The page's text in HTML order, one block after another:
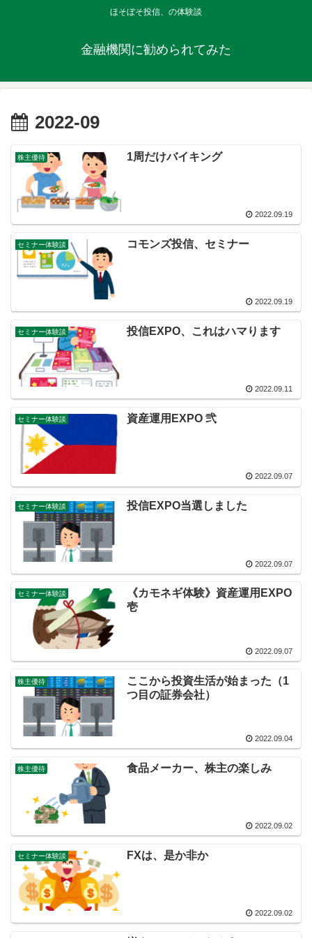
ほそぼそ投信、の体験談
金融機関に勧められてみた
2022-09
株主優待 1周だけバイキング
2022.09.19
セミナー体験談 コモンズ投信、セミナー
2022.09.19
セミナー体験談 投信EXPO、これはハマります
2022.09.11
セミナー体験談 資産運用EXPO 弐
2022.09.07
セミナー体験談 投信EXPO当選しました
2022.09.07
セミナー体験談
《カモネギ体験》資産運用EXPO
壱
2022.09.07
株主優待
ここから投資生活が始まった（1
つ目の証券会社）
2022.09.04
株主優待 食品メーカー、株主の楽しみ
2022.09.02
セミナー体験談 FXは、是か非か
2022.09.02